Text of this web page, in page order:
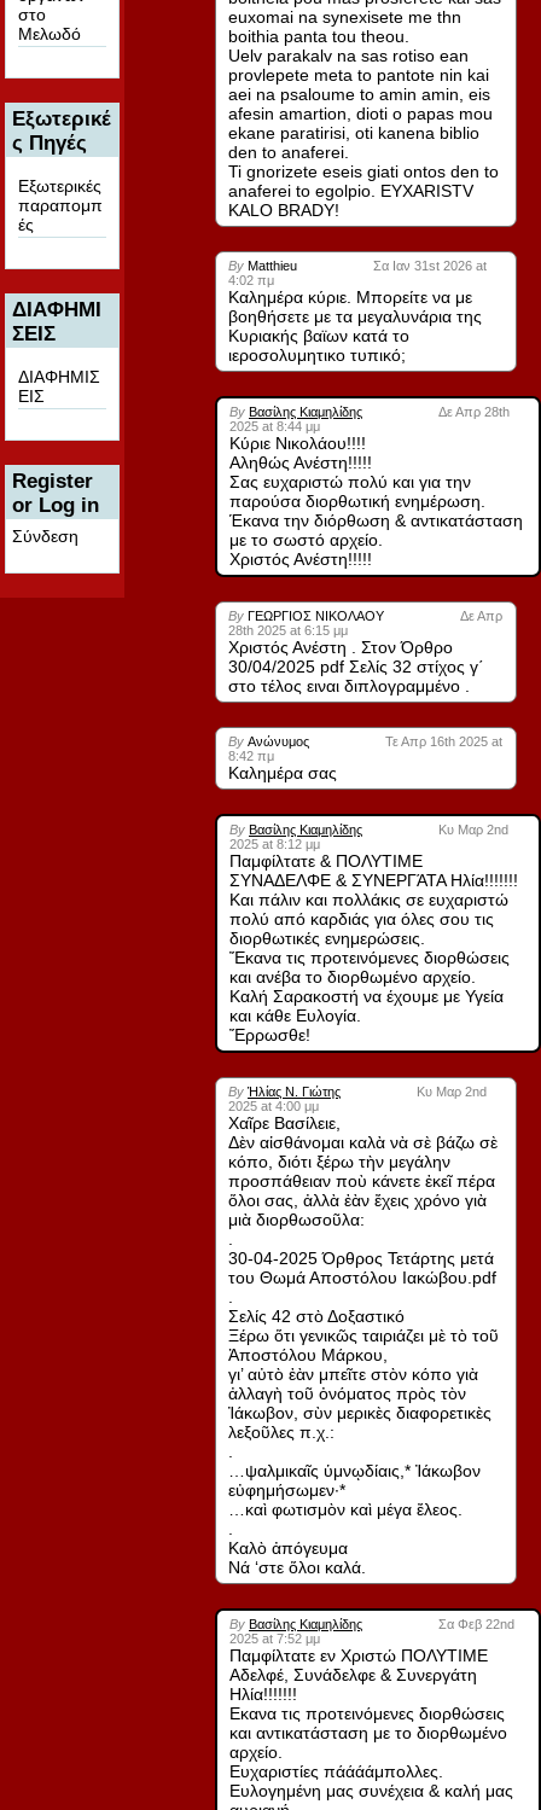
στο
Μελωδό
Εξωτερικέ
ς Πηγές
Εξωτερικές
παραπομπ
ές
ΔΙΑΦΗΜΙ
ΣΕΙΣ
ΔΙΑΦΗΜΙΣ
ΕΙΣ
Register
or Log in
Σύνδεση
euxomai na synexisete me thn
boithia panta tou theou.
Uelv parakalv na sas rotiso ean
provlepete meta to pantote nin kai
aei na psaloume to amin amin, eis
afesin amartion, dioti o papas mou
ekane paratirisi, oti kanena biblio
den to anaferei.
Ti gnorizete eseis giati ontos den to
anaferei to egolpio. EYXARISTV
KALO BRADY!
By Matthieu
Σα Ιαν 31st 2026 at
4:02 πμ
Καλημέρα κύριε. Μπορείτε να με
βοηθήσετε με τα μεγαλυνάρια της
Κυριακής βαϊων κατά το
ιεροσολυμητικο τυπικό;
By Βασίλης Κιαμηλίδης
Δε Απρ 28th
2025 at 8:44 μμ
Κύριε Νικολάου!!!!
Αληθώς Ανέστη!!!!!
Σας ευχαριστώ πολύ και για την
παρούσα διορθωτική ενημέρωση.
Έκανα την διόρθωση & αντικατάσταση
με το σωστό αρχείο.
Χριστός Ανέστη!!!!!
By ΓΕΩΡΓΙΟΣ ΝΙΚΟΛΑΟΥ
Δε Απρ
28th 2025 at 6:15 μμ
Χριστός Ανέστη . Στον Όρθρο
30/04/2025 pdf Σελίς 32 στίχος γ΄
στο τέλος ειναι διπλογραμμένο .
By Ανώνυμος
Τε Απρ 16th 2025 at
8:42 πμ
Καλημέρα σας
By Βασίλης Κιαμηλίδης
Κυ Μαρ 2nd
2025 at 8:12 μμ
Παμφίλτατε & ΠΟΛΥΤΙΜΕ
ΣΥΝΑΔΕΛΦΕ & ΣΥΝΕΡΓΆΤΑ Ηλία!!!!!!!
Και πάλιν και πολλάκις σε ευχαριστώ
πολύ από καρδιάς για όλες σου τις
διορθωτικές ενημερώσεις.
Ἔκανα τις προτεινόμενες διορθώσεις
και ανέβα το διορθωμένο αρχείο.
Καλή Σαρακοστή να έχουμε με Υγεία
και κάθε Ευλογία.
Ἔρρωσθε!
By Ἠλίας Ν. Γιώτης
Κυ Μαρ 2nd
2025 at 4:00 μμ
Χαῖρε Βασίλειε,
Δὲν αἰσθάνομαι καλὰ νὰ σὲ βάζω σὲ
κόπο, διότι ξέρω τὴν μεγάλην
προσπάθειαν ποὺ κάνετε ἐκεῖ πέρα
ὅλοι σας, ἀλλὰ ἐὰν ἔχεις χρόνο γιὰ
μιὰ διορθωσοῦλα:
.
30-04-2025 Όρθρος Τετάρτης μετά
του Θωμά Αποστόλου Ιακώβου.pdf
.
Σελίς 42 στὸ Δοξαστικό
Ξέρω ὅτι γενικῶς ταιριάζει μὲ τὸ τοῦ
Ἀποστόλου Μάρκου,
γι’ αὐτὸ ἐὰν μπεῖτε στὸν κόπο γιὰ
ἀλλαγὴ τοῦ ὀνόματος πρὸς τὸν
Ἰάκωβον, σὺν μερικὲς διαφορετικὲς
λεξοῦλες π.χ.:
.
…ψαλμικαῖς ὑμνῳδίαις,* Ἰάκωβον
εὐφημήσωμεν·*
…καὶ φωτισμὸν καὶ μέγα ἔλεος.
.
Καλὸ ἀπόγευμα
Νά ‘στε ὅλοι καλά.
By Βασίλης Κιαμηλίδης
Σα Φεβ 22nd
2025 at 7:52 μμ
Παμφίλτατε εν Χριστώ ΠΟΛΥΤΙΜΕ
Αδελφέ, Συνάδελφε & Συνεργάτη
Ηλία!!!!!!!
Εκανα τις προτεινόμενες διορθώσεις
και αντικατάσταση με το διορθωμένο
αρχείο.
Ευχαριστίες πάάάάμπολλες.
Ευλογημένη μας συνέχεια & καλή μας